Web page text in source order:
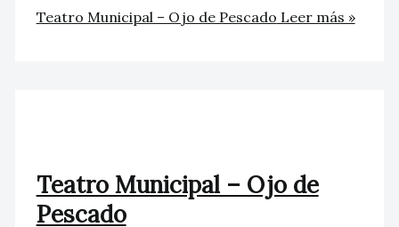
Teatro Municipal – Ojo de Pescado Leer más »
Teatro Municipal – Ojo de
Pescado